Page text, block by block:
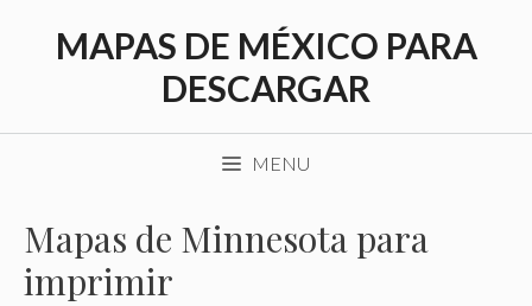
MAPAS DE MÉXICO PARA
DESCARGAR
MENU
Mapas de Minnesota para
imprimir